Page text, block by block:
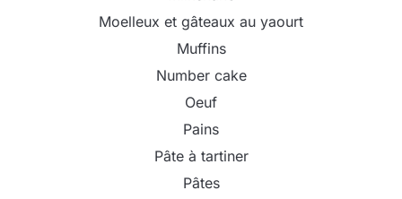
Moelleux et gâteaux au yaourt
Muffins
Number cake
Oeuf
Pains
Pâte à tartiner
Pâtes